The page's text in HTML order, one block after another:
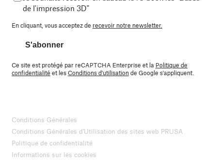
de l'impression 3D"
En cliquant, vous acceptez de recevoir notre newsletter.
S'abonner
Ce site est protégé par reCAPTCHA Enterprise et la Politique de
confidentialité et lesConditions d'utilisationde Google s'appliquent.
Conditions Générales
Conditions Générales d'Utilisation des sites web PRUSA
Politique de confidentialité
Informations sur les cookies